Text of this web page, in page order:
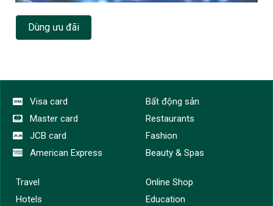
Dùng ưu đãi
Visa card
Master card
JCB card
American Express
Bất động sản
Restaurants
Fashion
Beauty & Spas
Travel
Hotels
Online Shop
Education